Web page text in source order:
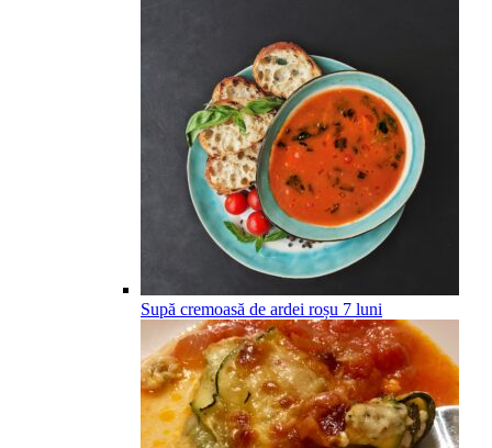
Supă cremoasă de ardei roșu 7 luni